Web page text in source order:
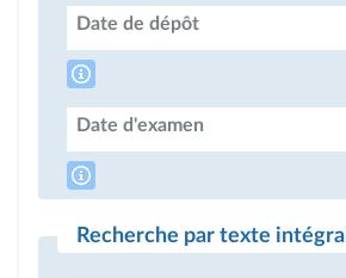
Date de dépôt
Date d'examen
Recherche par texte intégral